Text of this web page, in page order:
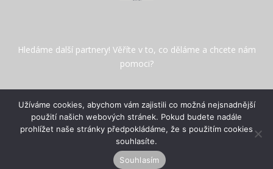
Hledáme další partnery! Věříte v to, co děláme a chcete nám
pomoci?
Copyright © 2026 Judo klub Zlín–OnePressšablona od
FameThemes
Užíváme cookies, abychom vám zajistili co možná nejsnadnější
použití našich webových stránek. Pokud budete nadále
prohlížet naše stránky předpokládáme, že s použitím cookies
souhlasíte.
Souhlasím